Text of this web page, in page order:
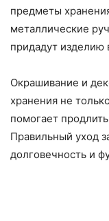
предметы
металлические
придадут
Окрашивание и
хранения не
помогает
Правильный уход
долговечность и